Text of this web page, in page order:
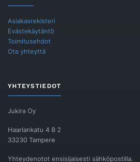
Asiakasrekisteri
Evästekäytäntö
Toimitusehdot
Ota yhteyttä
YHTEYSTIEDOT
Jukira Oy
Haarlankatu 4 B 2
33230 Tampere
Yhteydenotot ensisijaisesti sähköpostilla.